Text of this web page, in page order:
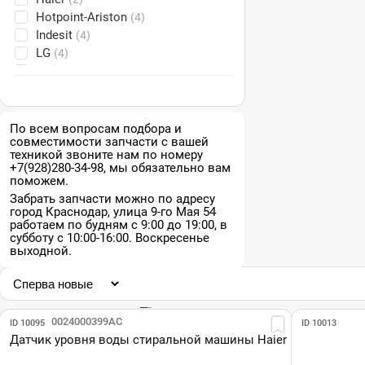
Hotpoint-Ariston (4)
Indesit (4)
LG (4)
Vestel (1)
По всем вопросам подбора и
совместимости запчасти с вашей
техникой звоните нам по номеру
+7(928)280-34-98, мы обязательно вам
поможем.
Забрать запчасти можно по адресу
город Краснодар, улица 9-го Мая 54
работаем по будням с 9:00 до 19:00, в
субботу с 10:00-16:00. Воскресенье
выходной.
ID 10095
Парт №: 0024000399AC
Датчик уровня воды стиральной машины Haier
ID 10013